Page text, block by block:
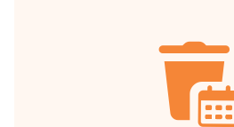
anrainer-service@omv.com
Bei Fragen, Anliegen oder Beschwerden.